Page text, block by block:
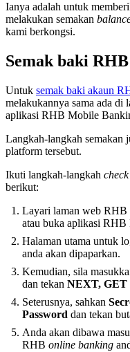
Ianya adalah untuk
melakukan semakan
kami berkongsi.
Semak baki
Untuk semak baki akaun
melakukannya sama ada di
aplikasi RHB Mobile
Langkah-langkah semakan
platform tersebut.
Ikuti langkah-langkah
berikut:
Layari laman web RHB
atau buka aplikasi
Halaman utama untuk
anda akan dipaparkan.
Kemudian, sila
dan tekan NEXT, GET
Seterusnya, sahkan
Password dan tekan
Anda akan dibawa
RHB online banking